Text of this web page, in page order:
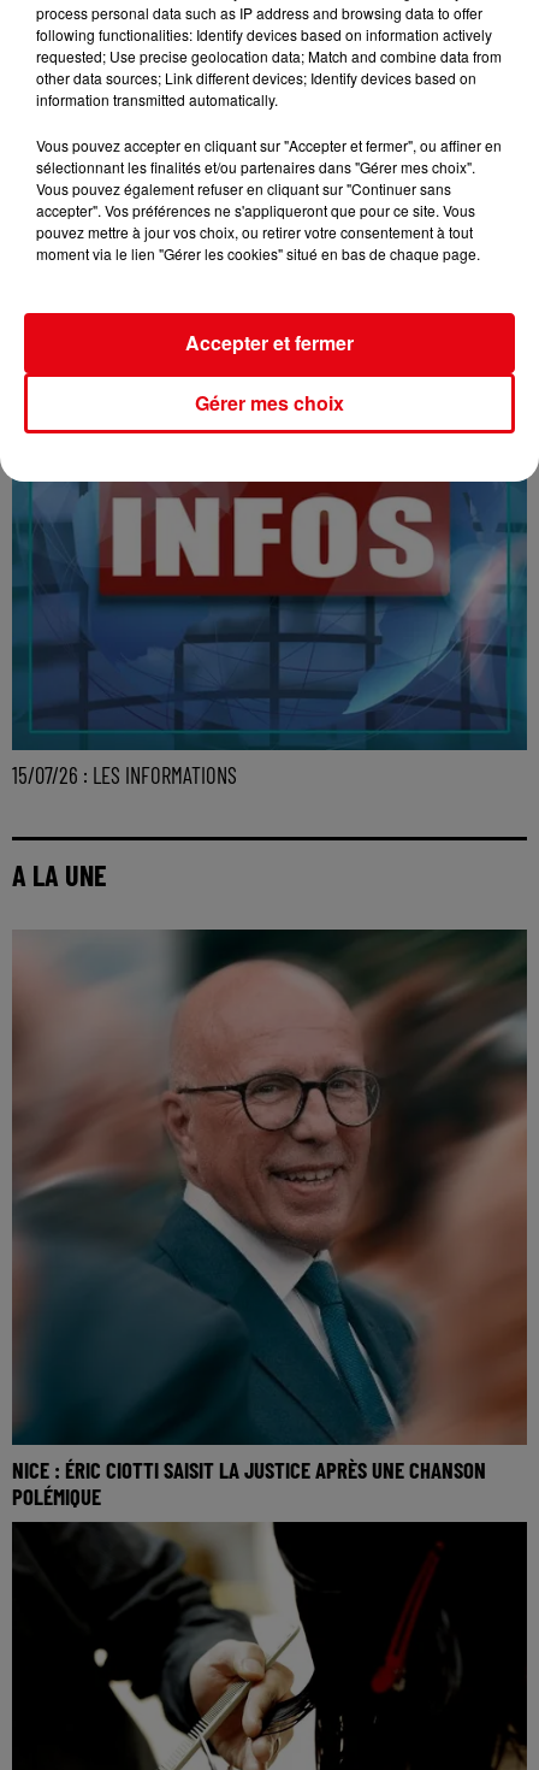
16/07/26 : LES INFORMATIONS
15/07/26 : LES INFORMATIONS
A LA UNE
NICE : ÉRIC CIOTTI SAISIT LA JUSTICE APRÈS UNE CHANSON
POLÉMIQUE
process personal data such as IP address and browsing data to offer
following functionalities: Identify devices based on information actively
requested; Use precise geolocation data; Match and combine data from
other data sources; Link different devices; Identify devices based on
information transmitted automatically.
Vous pouvez accepter en cliquant sur "Accepter et fermer", ou affiner en
sélectionnant les finalités et/ou partenaires dans "Gérer mes choix".
Vous pouvez également refuser en cliquant sur "Continuer sans
accepter". Vos préférences ne s'appliqueront que pour ce site. Vous
pouvez mettre à jour vos choix, ou retirer votre consentement à tout
moment via le lien "Gérer les cookies" situé en bas de chaque page.
Gérer mes choix
Accepter et fermer